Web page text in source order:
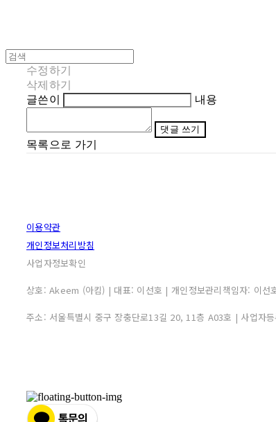
수정하기
삭제하기
글쓴이
내용
댓글 쓰기
목록으로 가기
이용약관
개인정보처리방침
사업자정보확인
상호: Akeem (아킴) | 대표: 이선호 | 개인정보관리책임자:
주소: 서울특별시 중구 장충단로13길 20, 11층 A03호 | 사업자